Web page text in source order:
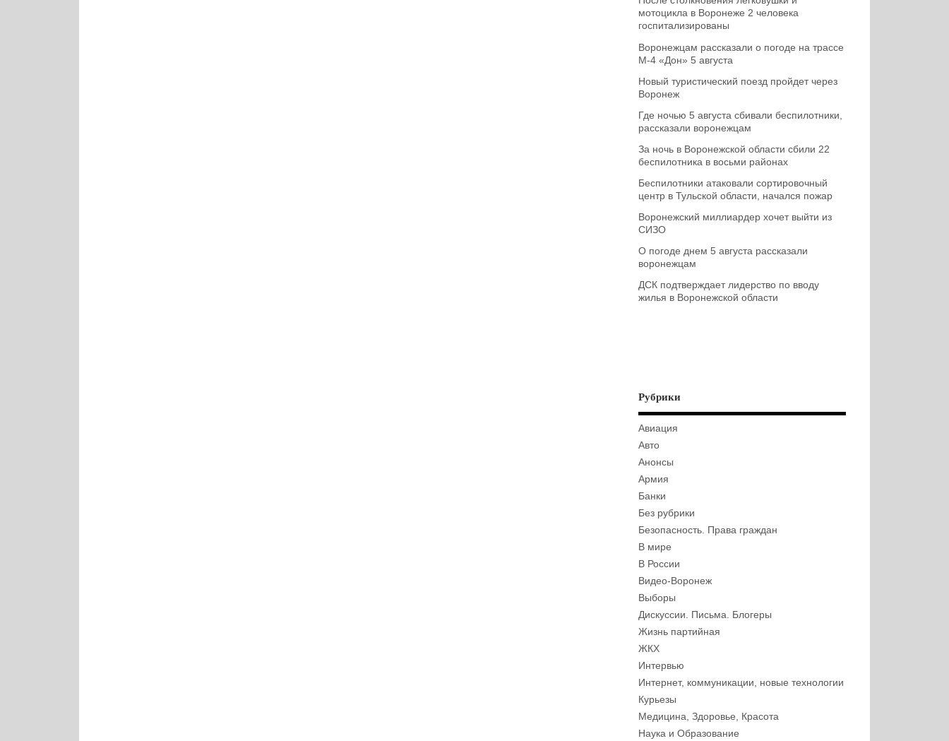
мотоцикла в Воронеже 2 человека
госпитализированы
Воронежцам рассказали о погоде на трассе
М-4 «Дон» 5 августа
Новый туристический поезд пройдет через
Воронеж
Где ночью 5 августа сбивали беспилотники,
рассказали воронежцам
За ночь в Воронежской области сбили 22
беспилотника в восьми районах
Беспилотники атаковали сортировочный
центр в Тульской области, начался пожар
Воронежский миллиардер хочет выйти из
СИЗО
О погоде днем 5 августа рассказали
воронежцам
ДСК подтверждает лидерство по вводу
жилья в Воронежской области
Рубрики
Авиация
Авто
Анонсы
Армия
Банки
Без рубрики
Безопасность. Права граждан
В мире
В России
Видео-Воронеж
Выборы
Дискуссии. Письма. Блогеры
Жизнь партийная
ЖКХ
Интервью
Интернет, коммуникации, новые технологии
Курьезы
Медицина, Здоровье, Красота
Наука и Образование